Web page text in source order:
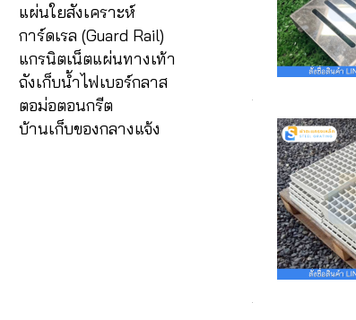
แผ่นใยสังเคราะห์
การ์ดเรล (Guard Rail)
แกรนิตเน็ตแผ่นทางเท้า
ถังเก็บน้ำไฟเบอร์กลาส
ตอม่อตอนกรีต
บ้านเก็บของกลางแจ้ง